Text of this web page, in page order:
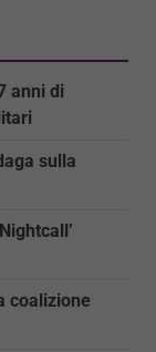
anni di
sulla
coalizione